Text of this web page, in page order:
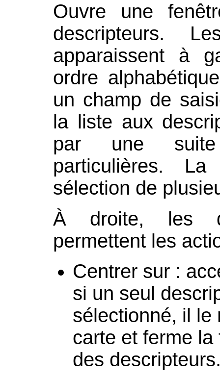
Ouvre une
descripteurs.
apparaissent à
ordre
un champ de
la liste aux
par une
particulières.
sélection de
À droite, les
permettent les
Centrer sur :
si un seul
sélectionné, il le
carte et ferme
des